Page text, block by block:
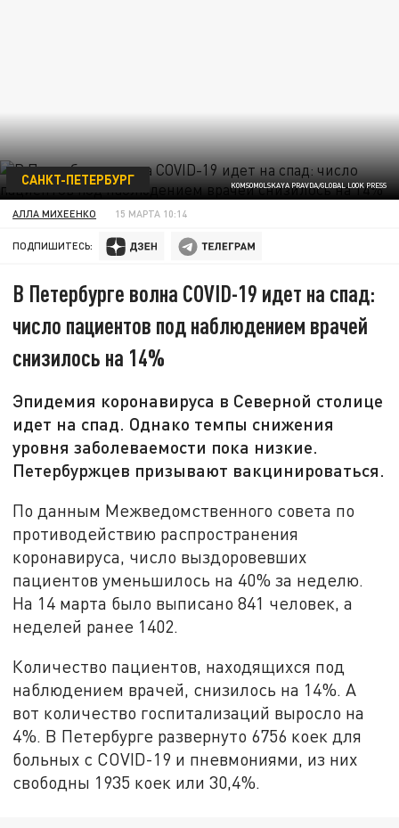
KOMSOMOLSKAYA PRAVDA/GLOBAL LOOK PRESS
САНКТ-ПЕТЕРБУРГ
АЛЛА МИХЕЕНКО 15 МАРТА 10:14
ПОДПИШИТЕСЬ:
В Петербурге волна COVID-19 идет на спад:
число пациентов под наблюдением врачей
снизилось на 14%
Эпидемия коронавируса в Северной столице
идет на спад. Однако темпы снижения
уровня заболеваемости пока низкие.
Петербуржцев призывают вакцинироваться.
По данным Межведомственного совета по
противодействию распространения
коронавируса, число выздоровевших
пациентов уменьшилось на 40% за неделю.
На 14 марта было выписано 841 человек, а
неделей ранее 1402.
Количество пациентов, находящихся под
наблюдением врачей, снизилось на 14%. А
вот количество госпитализаций выросло на
4%. В Петербурге развернуто 6756 коек для
больных с COVID-19 и пневмониями, из них
свободны 1935 коек или 30,4%.